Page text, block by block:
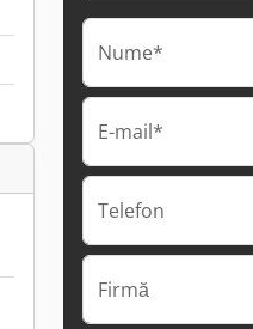
Nume*
E-mail*
Telefon
Firmă